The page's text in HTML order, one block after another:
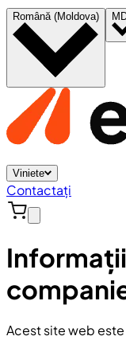
Română (Moldova)
Viniete
Contactați
Acest site web